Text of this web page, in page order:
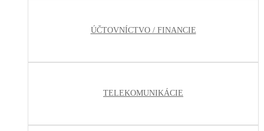
ÚČTOVNÍCTVO / FINANCIE
TELEKOMUNIKÁCIE